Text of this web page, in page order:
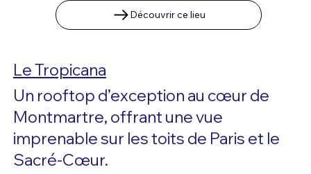
Découvrir ce lieu
Le Tropicana
Un rooftop d’exception au cœur de
Montmartre, offrant une vue
imprenable sur les toits de Paris et le
Sacré-Cœur.